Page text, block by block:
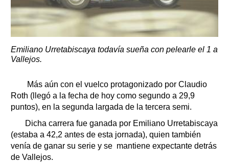
Emiliano Urretabiscaya todavía sueña con pelearle el 1 a
Vallejos.
Más aún con el vuelco protagonizado por Claudio
Roth (llegó a la fecha de hoy como segundo a 29,9
puntos), en la segunda largada de la tercera semi.
Dicha carrera fue ganada por Emiliano Urretabiscaya
(estaba a 42,2 antes de esta jornada), quien también
venía de ganar su serie y se mantiene expectante detrás
de Vallejos.